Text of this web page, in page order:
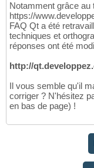
Notamment grâce au
https://
FAQ Qt a été
techniques et
réponses ont été
http://
Il vous semble qu'il
corriger ? N'hésitez
en bas de page) !